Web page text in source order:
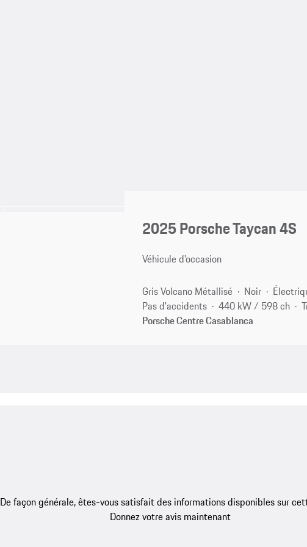
2025 Porsche Taycan 4S
Véhicule d'occasion
Gris Volcano Métallisé Noir
Pas d'accidents
440 kW / 598 ch
Porsche Centre Casablanca
De façon générale, êtes-vous satisfait des informations disponibles sur
Donnez votre avis maintenant